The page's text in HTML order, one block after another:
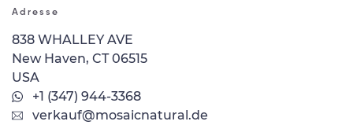
Adresse
838 WHALLEY AVE
New Haven, CT 06515
USA
+1 (347) 944-3368
verkauf@mosaicnatural.de